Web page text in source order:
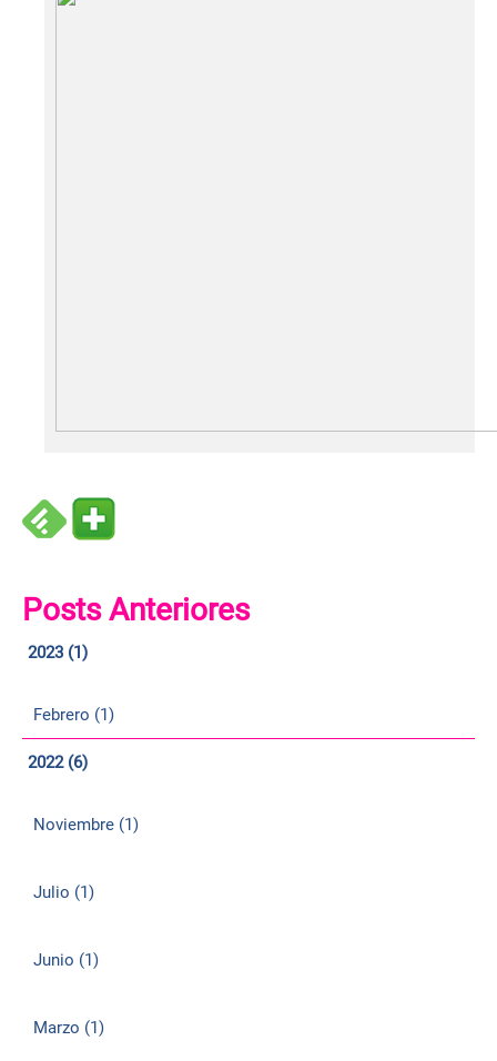
Posts Anteriores
2023 (1)
Febrero (1)
2022 (6)
Noviembre (1)
Julio (1)
Junio (1)
Marzo (1)